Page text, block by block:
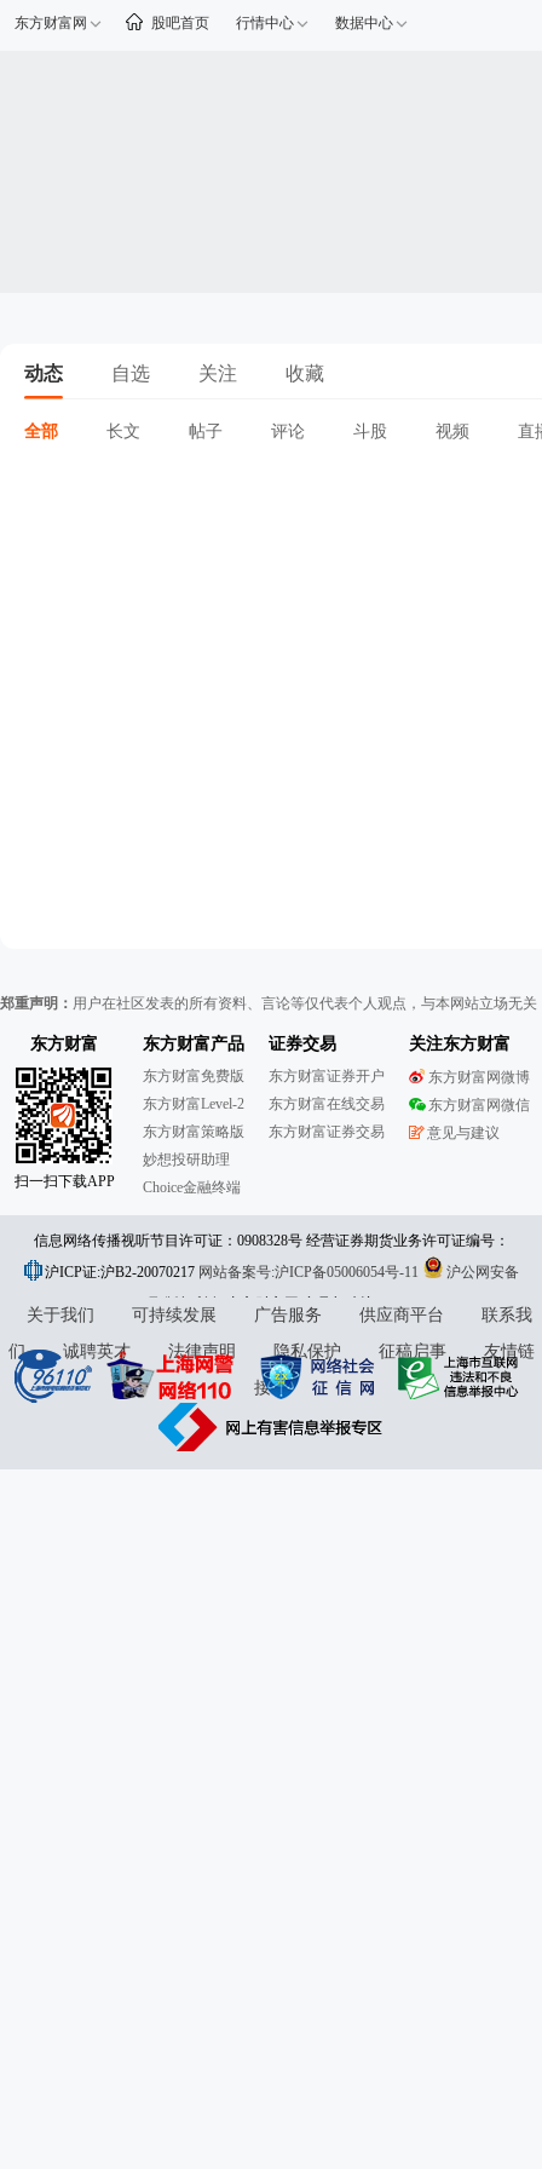
东方财富网 股吧首页 行情中心 数据中心
动态 自选 关注 收藏
全部 长文 帖子 评论 斗股 视频 直
郑重声明： 用户在社区发表的所有资料、言论等仅代表个人观点，与本网站立场无
东方财富
扫一扫下载APP
东方财富产品
东方财富免费版
东方财富Level-2
东方财富策略版
妙想投研助理
Choice金融终端
证券交易
东方财富证券开户
东方财富在线交易
东方财富证券交易
关注东方财富
东方财富网微博
东方财富网微信
意见与建议
信息网络传播视听节目许可证：0908328号 经营证券期货业务许可证编号：
913101046312860336 违法和不良信息举报:021-61278686 举报邮箱：
jubao@eastmoney.com
沪ICP证:沪B2-20070217 网站备案号:沪ICP备05006054号-11
沪公网安备
31010402000120号版权所有:东方财富网意见与建议:4000300059/952500
关于我们 可持续发展 广告服务 供应商平台
联系我
们
诚聘英才 法律声明 隐私保护 征稿启事
友情链
接